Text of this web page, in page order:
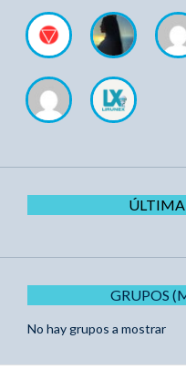
GRUPOS
No hay grupos a mostrar